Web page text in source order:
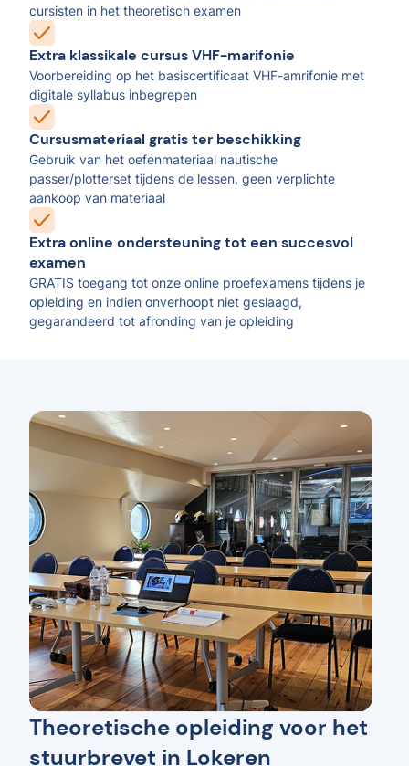
cursisten in het theoretisch examen
Extra klassikale cursus VHF-marifonie
Voorbereiding op het basiscertificaat VHF-amrifonie met
digitale syllabus inbegrepen
Cursusmateriaal gratis ter beschikking
Gebruik van het oefenmateriaal nautische
passer/plotterset tijdens de lessen, geen verplichte
aankoop van materiaal
Extra online ondersteuning tot een succesvol
examen
GRATIS toegang tot onze online proefexamens tijdens je
opleiding en indien onverhoopt niet geslaagd,
gegarandeerd tot afronding van je opleiding
Theoretische opleiding voor het
stuurbrevet in Lokeren